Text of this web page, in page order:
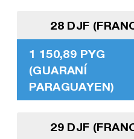
28 DJF
1 150,89 PYG
(GUARANÍ
PARAGUAYEN)
29 DJF